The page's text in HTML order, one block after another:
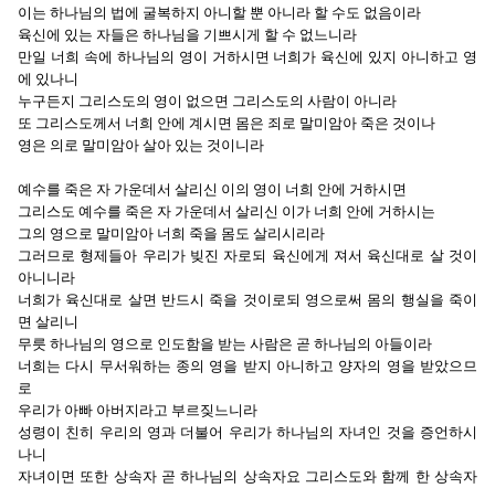
이는 하나님의 법에 굴복하지 아니할 뿐 아니라 할 수도 없음이라
육신에 있는 자들은 하나님을 기쁘시게 할 수 없느니라
만일 너희 속에 하나님의 영이 거하시면 너희가 육신에 있지 아니하고 영
에 있나니
누구든지 그리스도의 영이 없으면 그리스도의 사람이 아니라
또 그리스도께서 너희 안에 계시면 몸은 죄로 말미암아 죽은 것이나
영은 의로 말미암아 살아 있는 것이니라
예수를 죽은 자 가운데서 살리신 이의 영이 너희 안에 거하시면
그리스도 예수를 죽은 자 가운데서 살리신 이가 너희 안에 거하시는
그의 영으로 말미암아 너희 죽을 몸도 살리시리라
그러므로 형제들아 우리가 빚진 자로되 육신에게 져서 육신대로 살 것이
아니니라
너희가 육신대로 살면 반드시 죽을 것이로되 영으로써 몸의 행실을 죽이
면 살리니
무릇 하나님의 영으로 인도함을 받는 사람은 곧 하나님의 아들이라
너희는 다시 무서워하는 종의 영을 받지 아니하고 양자의 영을 받았으므
로
우리가 아빠 아버지라고 부르짖느니라
성령이 친히 우리의 영과 더불어 우리가 하나님의 자녀인 것을 증언하시
나니
자녀이면 또한 상속자 곧 하나님의 상속자요 그리스도와 함께 한 상속자